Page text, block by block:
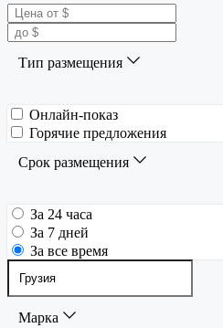
Тип размещения
Онлайн-показ
Горячие предложения
Срок размещения
За 24 часа
За 7 дней
За все время
Марка